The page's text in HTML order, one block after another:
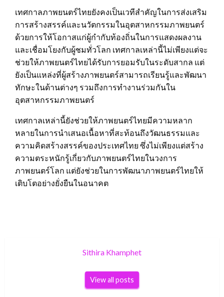
เทศกาลภาพยนตร์ไทยยังคงเป็นเวทีสำคัญในการส่งเสริม
การสร้างสรรค์และนวัตกรรมในอุตสาหกรรมภาพยนตร์
ด้วยการให้โอกาสแก่ผู้กำกับท้องถิ่นในการแสดงผลงาน
และเชื่อมโยงกับผู้ชมทั่วโลก เทศกาลเหล่านี้ไม่เพียงแต่จะ
ช่วยให้ภาพยนตร์ไทยได้รับการยอมรับในระดับสากล แต่
ยังเป็นแหล่งที่ผู้สร้างภาพยนตร์สามารถเรียนรู้และพัฒนา
ทักษะในด้านต่างๆ รวมถึงการทำงานร่วมกันใน
อุตสาหกรรมภาพยนตร์
เทศกาลเหล่านี้ยังช่วยให้ภาพยนตร์ไทยมีความหลาก
หลายในการนำเสนอเนื้อหาที่สะท้อนถึงวัฒนธรรมและ
ความคิดสร้างสรรค์ของประเทศไทย ซึ่งไม่เพียงแต่สร้าง
ความตระหนักรู้เกี่ยวกับภาพยนตร์ไทยในวงการ
ภาพยนตร์โลก แต่ยังช่วยในการพัฒนาภาพยนตร์ไทยให้
เติบโตอย่างยั่งยืนในอนาคต
Sithira Khamphet
View all posts